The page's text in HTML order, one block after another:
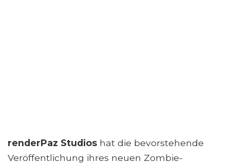
renderPaz Studios hat die bevorstehende
Veröffentlichung ihres neuen Zombie-